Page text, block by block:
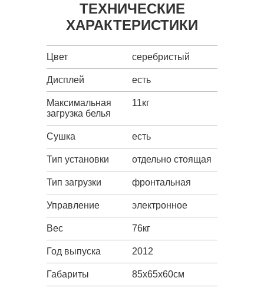
ТЕХНИЧЕСКИЕ
ХАРАКТЕРИСТИКИ
Цвет серебристый
Дисплей есть
Максимальная
загрузка белья
11кг
Сушка есть
Тип установки отдельно стоящая
Тип загрузки фронтальная
Управление электронное
Вес 76кг
Год выпуска 2012
Габариты 85х65х60см